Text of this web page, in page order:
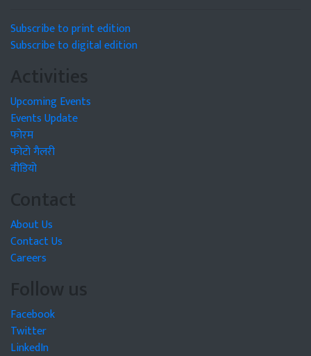
Subscribe to print edition
Subscribe to digital edition
Activities
Upcoming Events
Events Update
फोरम
फोटो गैलरी
वीडियो
Contact
About Us
Contact Us
Careers
Follow us
Facebook
Twitter
LinkedIn